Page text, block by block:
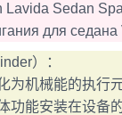
Sedan
для седана
）：
械能的执行元
安装在设备的